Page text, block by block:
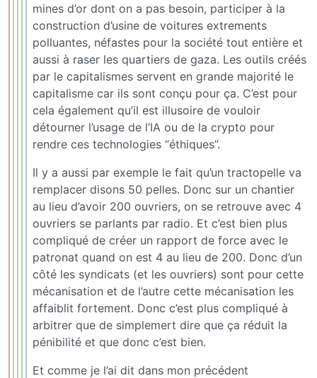
mines d’or dont on a pas besoin, participer à la
construction d’usine de voitures extrements
polluantes, néfastes pour la société tout entière et
aussi à raser les quartiers de gaza. Les outils créés
par le capitalismes servent en grande majorité le
capitalisme car ils sont conçu pour ça. C’est pour
cela également qu’il est illusoire de vouloir
détourner l’usage de l’IA ou de la crypto pour
rendre ces technologies “éthiques”.
Il y a aussi par exemple le fait qu’un tractopelle va
remplacer disons 50 pelles. Donc sur un chantier
au lieu d’avoir 200 ouvriers, on se retrouve avec 4
ouvriers se parlants par radio. Et c’est bien plus
compliqué de créer un rapport de force avec le
patronat quand on est 4 au lieu de 200. Donc d’un
côté les syndicats (et les ouvriers) sont pour cette
mécanisation et de l’autre cette mécanisation les
affaiblit fortement. Donc c’est plus compliqué à
arbitrer que de simplemert dire que ça réduit la
pénibilité et que donc c’est bien.
Et comme je l’ai dit dans mon précédent